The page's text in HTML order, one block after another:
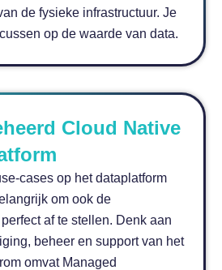
de fysieke infrastructuur. Je
op de waarde van data.
Cloud Native
cases op het dataplatform
om ook de
af te stellen. Denk aan
beheer en support van het
omvat Managed